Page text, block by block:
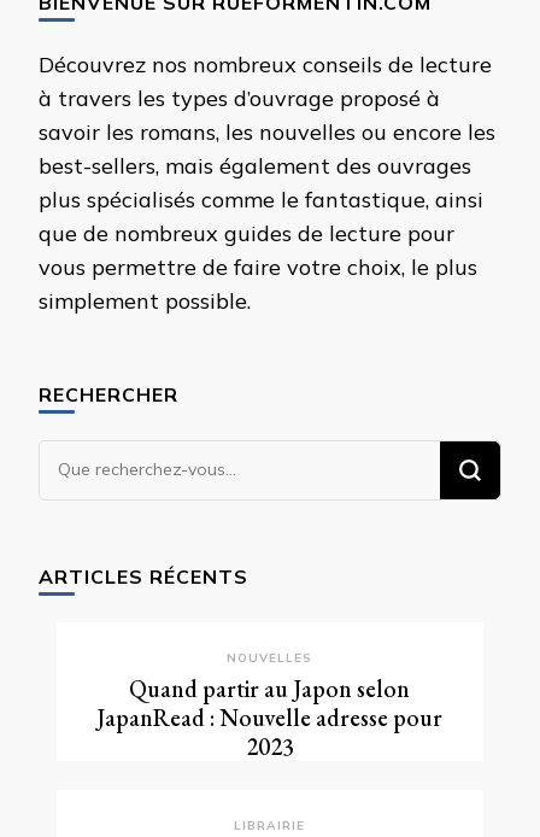
Découvrez nos nombreux conseils de lecture
à travers les types d’ouvrage proposé à
savoir les romans, les nouvelles ou encore les
best-sellers, mais également des ouvrages
plus spécialisés comme le fantastique, ainsi
que de nombreux guides de lecture pour
vous permettre de faire votre choix, le plus
simplement possible.
RECHERCHER
Vous
recherchiez
ARTICLES RÉCENTS
NOUVELLES
Quand partir au Japon selon
JapanRead : Nouvelle adresse pour
2023
LIBRAIRIE